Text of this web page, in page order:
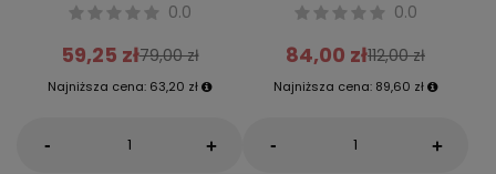
0.0
59,25 zł79,00 zł
Najniższa cena: 63,20 zł
- +
0.0
84,00 zł112,00 zł
Najniższa cena: 89,60 zł
- +